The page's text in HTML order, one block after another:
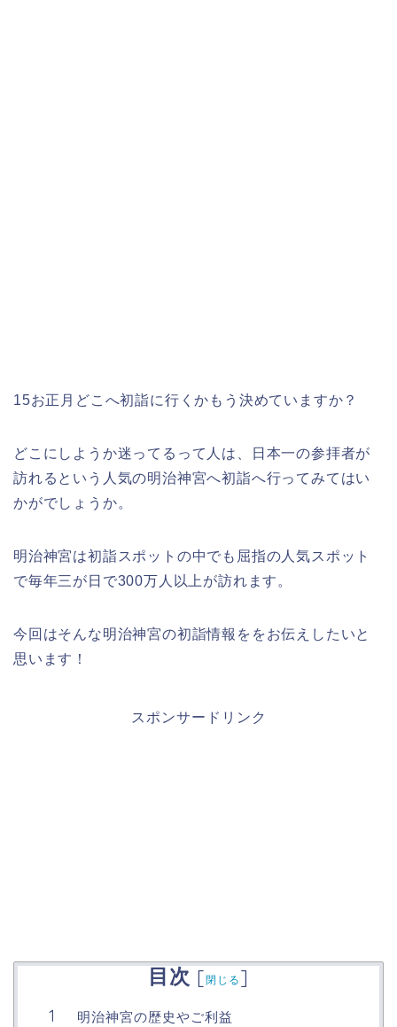
15お正月どこへ初詣に行くかもう決めていますか？
どこにしようか迷ってるって人は、日本一の参拝者が
訪れるという人気の明治神宮へ初詣へ行ってみてはい
かがでしょうか。
明治神宮は初詣スポットの中でも屈指の人気スポット
で毎年三が日で300万人以上が訪れます。
今回はそんな明治神宮の初詣情報ををお伝えしたいと
思います！
スポンサードリンク
目次 [閉じる ]
明治神宮の歴史やご利益